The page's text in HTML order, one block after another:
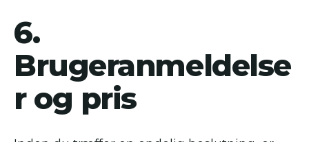
6.
Brugeranmeldelse
r og pris